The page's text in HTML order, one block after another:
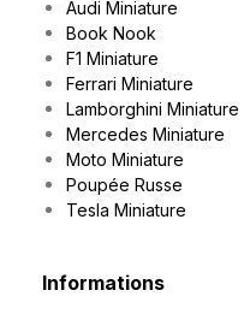
Audi Miniature
Book Nook
F1 Miniature
Ferrari Miniature
Lamborghini Miniature
Mercedes Miniature
Moto Miniature
Poupée Russe
Tesla Miniature
Informations